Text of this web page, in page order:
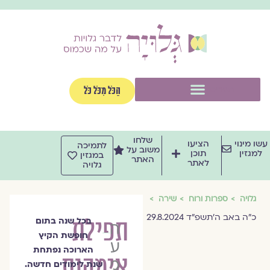
הַכֹּל מִכֹּל כֹּל
מינוי
למגזין
הציעו
תוכן
לאתר
שלחו
משוב על
האתר
לתמיכה
במגזין
גלויה
גלויה ספרות ורוח שירה
כ״ה באב ה׳תשפ״ד 29.8.2024
תפילת
הרב
עודד
מזור
בכל שנה בתום
חופשת הקיץ
הארוכה נפתחת
שנת לימודים חדשה.